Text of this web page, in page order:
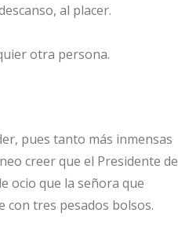
al placer.
otra persona.
pues tanto más inmensas
creer que el Presidente de
ocio que la señora que
con tres pesados bolsos.